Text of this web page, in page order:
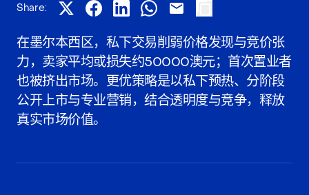
Share:
在墨尔本西区，私下交易削弱价格发现与竞价张
力，卖家平均或损失约50000澳元；首次置业者
也被挤出市场。更优策略是以私下预热、分阶段
公开上市与专业营销，结合透明度与竞争，释放
真实市场价值。